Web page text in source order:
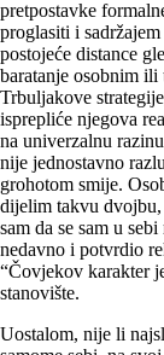
pretpostavke
proglasiti i
postojeće distance
baratanje osobnim
Trbuljakove
isprepliće njegova
na univerzalnu
nije jednostavno
grohotom smije.
dijelim takvu dvojbu,
sam da se sam u
nedavno i potvrdio
“Čovjekov karakter
stanovište.
Uostalom, nije li